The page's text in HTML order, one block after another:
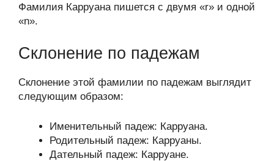
Фамилия Карруана пишется с двумя «r» и одной
«n».
Склонение по падежам
Склонение этой фамилии по падежам выглядит
следующим образом:
Именительный падеж: Карруана.
Родительный падеж: Карруаны.
Дательный падеж: Карруане.